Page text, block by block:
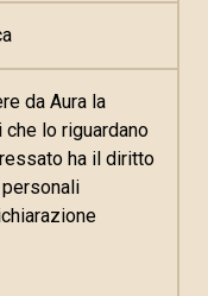
da Aura la
lo riguardano
ha il diritto